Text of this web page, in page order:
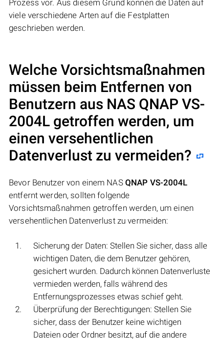
Prozess vor. Aus diesem Grund können die Daten auf
viele verschiedene Arten auf die Festplatten
geschrieben werden.
Welche Vorsichtsmaßnahmen
müssen beim Entfernen von
Benutzern aus NAS QNAP VS-
2004L getroffen werden, um
einen versehentlichen
Datenverlust zu vermeiden?
Bevor Benutzer von einem NAS QNAP VS-2004L
entfernt werden, sollten folgende
Vorsichtsmaßnahmen getroffen werden, um einen
versehentlichen Datenverlust zu vermeiden:
Sicherung der Daten: Stellen Sie sicher, dass alle
wichtigen Daten, die dem Benutzer gehören,
gesichert wurden. Dadurch können Datenverluste
vermieden werden, falls während des
Entfernungsprozesses etwas schief geht.
Überprüfung der Berechtigungen: Stellen Sie
sicher, dass der Benutzer keine wichtigen
Dateien oder Ordner besitzt, auf die andere